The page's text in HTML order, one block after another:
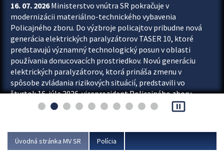
16. 07. 2026Ministerstvo vnútra SR pokračuje v
modernizácii materiálno-technického vybavenia
Policajného zboru. Do výzbroje policajtov pribudne nová
generácia elektrických paralyzátorov TASER 10, ktoré
predstavujú významný technologický posun v oblasti
používania donucovacích prostriedkov. Novú generáciu
elektrických paralyzátorov, ktorá prináša zmenu v
spôsobe zvládania rizikových situácií, predstavili vo
štvrtok 16. júla 2026 viceprezident Policajného zboru
Rastislav Polakovič a riaditeľ odboru výcviku...
pause_presentation
Úvodná stránka MV SR Polícia